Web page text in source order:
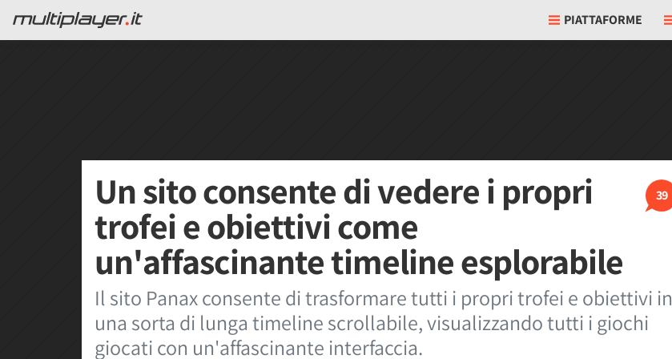
PIATTAFORME
39
Un sito consente di vedere i propri
trofei e obiettivi come
un'affascinante timeline esplorabile
Il sito Panax consente di trasformare tutti i propri trofei e obiettivi in
una sorta di lunga timeline scrollabile, visualizzando tutti i giochi
giocati con un'affascinante interfaccia.